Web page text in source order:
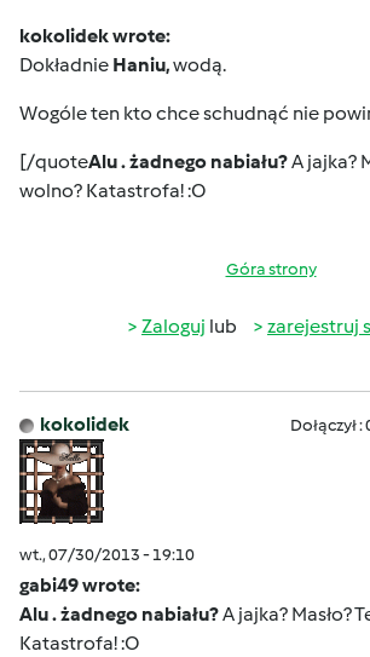
kokolidek wrote:
Dokładnie Haniu,wodą.
Wogóle ten kto chce schudnąć nie
[/quoteAlu . żadnego nabiału?A jajka?
wolno? Katastrofa! :O
Góra strony
Zaloguj lub zarejestruj
kokolidek Dołączył
wt., 07/30/2013 - 19:10
gabi49 wrote:
Alu . żadnego nabiału?A jajka? Masło?
Katastrofa! :O